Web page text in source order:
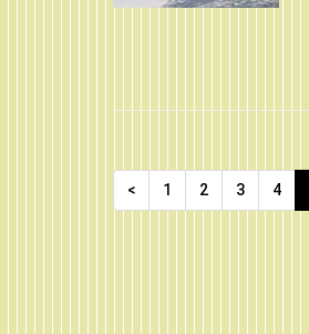
< 1 2 3 4